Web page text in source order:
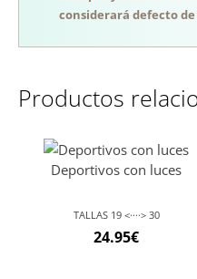
considerará defecto
Productos
Deportivos con luces
TALLAS 19 <····> 30
24.95€